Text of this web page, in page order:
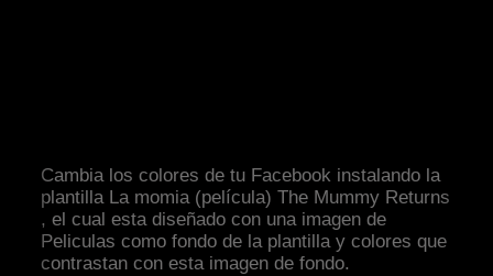
Cambia los colores de tu Facebook instalando la
plantilla La momia (película) The Mummy Returns
, el cual esta diseñado con una imagen de
Peliculas como fondo de la plantilla y colores que
contrastan con esta imagen de fondo.